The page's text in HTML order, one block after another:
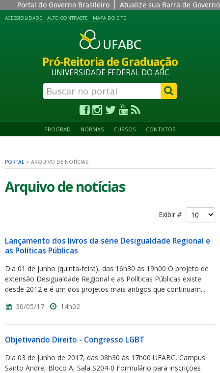
Portal do Governo Brasileiro Atualize sua Barra de Governo
ACESSIBILIDADE ALTO CONTRASTE MAPA DO SITE
Pró-Reitoria de Graduação
UNIVERSIDADE FEDERAL DO ABC
PROGRAD NORMAS CURSOS CONTATOS
PORTAL > ARQUIVO DE NOTÍCIAS
Arquivo de notícias
Exibir #
Lançamento dos livros da série Desigualdade Regional e
as Políticas Públicas
Dia 01 de junho (quinta-feira), das 16h30 às 19h00 O projeto de
extensão Desigualdade Regional e as Políticas Públicas existe
desde 2012 e é um dos projetos mais antigos que continuam...
30/05/17
14h02
Objetivando Direito - Congresso LGBT
Dia 03 de junho de 2017, das 08h30 às 17h00 UFABC, Campus
Santo Andre, Bloco A, Sala S204-0 Formulário para inscrições